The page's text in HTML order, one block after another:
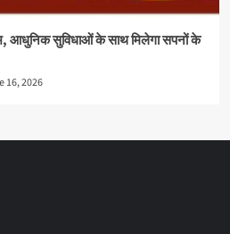
आधुनिक सुविधाओं के साथ मिलेगा सपनों के
16, 2026